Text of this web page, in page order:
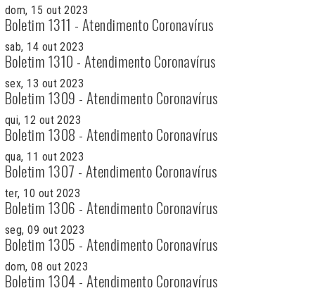
dom, 15 out 2023
Boletim 1311 - Atendimento Coronavírus
sab, 14 out 2023
Boletim 1310 - Atendimento Coronavírus
sex, 13 out 2023
Boletim 1309 - Atendimento Coronavírus
qui, 12 out 2023
Boletim 1308 - Atendimento Coronavírus
qua, 11 out 2023
Boletim 1307 - Atendimento Coronavírus
ter, 10 out 2023
Boletim 1306 - Atendimento Coronavírus
seg, 09 out 2023
Boletim 1305 - Atendimento Coronavírus
dom, 08 out 2023
Boletim 1304 - Atendimento Coronavírus